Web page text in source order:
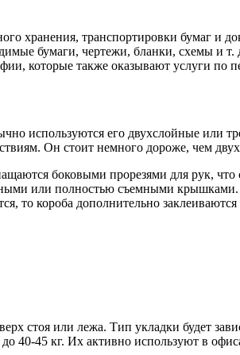
хранения, транспортировки бумаг и
бумаги, чертежи, бланки, схемы и
которые также оказывают услуги по
используются его двухслойные или
Он стоит немного дороже, чем
боковыми прорезями для рук, что
или полностью съемными
то короба дополнительно
стоя или лежа. Тип укладки будет
40-45 кг. Их активно используют в